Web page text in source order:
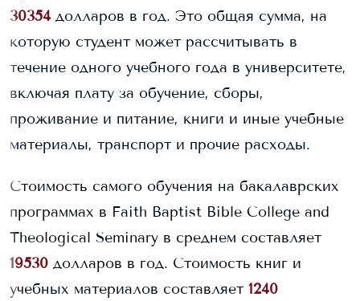
30354 долларов в год. Это общая сумма, на
которую студент может рассчитывать в
течение одного учебного года в университете,
включая плату за обучение, сборы,
проживание и питание, книги и иные учебные
материалы, транспорт и прочие расходы.
Стоимость самого обучения на бакалаврских
программах в Faith Baptist Bible College and
Theological Seminary в среднем составляет
19530 долларов в год. Стоимость книг и
учебных материалов составляет 1240